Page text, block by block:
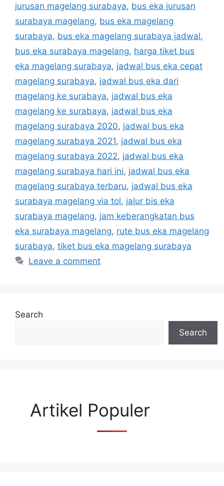
jurusan magelang surabaya, bus eka jurusan
surabaya magelang, bus eka magelang
surabaya, bus eka magelang surabaya jadwal,
bus eka surabaya magelang, harga tiket bus
eka magelang surabaya, jadwal bus eka cepat
magelang surabaya, jadwal bus eka dari
magelang ke surabaya, jadwal bus eka
magelang ke surabaya, jadwal bus eka
magelang surabaya 2020, jadwal bus eka
magelang surabaya 2021, jadwal bus eka
magelang surabaya 2022, jadwal bus eka
magelang surabaya hari ini, jadwal bus eka
magelang surabaya terbaru, jadwal bus eka
surabaya magelang via tol, jalur bis eka
surabaya magelang, jam keberangkatan bus
eka surabaya magelang, rute bus eka magelang
surabaya, tiket bus eka magelang surabaya
Leave a comment
Search
Search
Artikel Populer